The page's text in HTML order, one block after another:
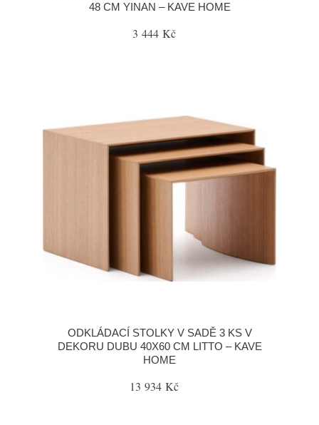
48 CM YINAN – KAVE HOME
3 444 Kč
ODKLÁDACÍ STOLKY V SADĚ 3 KS V
DEKORU DUBU 40X60 CM LITTO – KAVE
HOME
13 934 Kč